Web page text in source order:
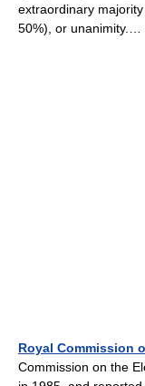
extraordinary
50%), or
Royal Commission
Commission on the